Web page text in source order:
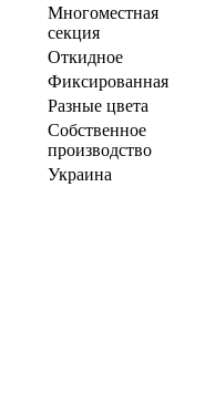
Многоместная
секция
Откидное
Фиксированная
Разные цвета
Собственное
производство
Украина